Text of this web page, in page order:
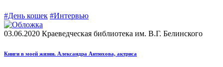
#День кошек #Интервью
03.06.2020 Краеведческая библиотека им. В.Г. Белинского
Книги в моей жизни. Александра Антюхова, актриса